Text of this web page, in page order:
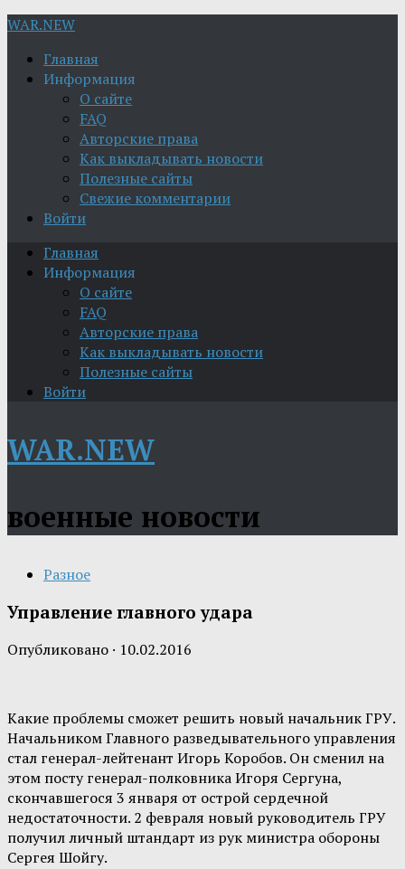
WAR.NEW
Главная
Информация
О сайте
FAQ
Авторские права
Как выкладывать новости
Полезные сайты
Свежие комментарии
Войти
Главная
Информация
О сайте
FAQ
Авторские права
Как выкладывать новости
Полезные сайты
Войти
WAR.NEW
военные новости
Разное
Управление главного удара
Опубликовано · 10.02.2016
Какие проблемы сможет решить новый начальник ГРУ.
Начальником Главного разведывательного управления
стал генерал-лейтенант Игорь Коробов. Он сменил на
этом посту генерал-полковника Игоря Сергуна,
скончавшегося 3 января от острой сердечной
недостаточности. 2 февраля новый руководитель ГРУ
получил личный штандарт из рук министра обороны
Сергея Шойгу.